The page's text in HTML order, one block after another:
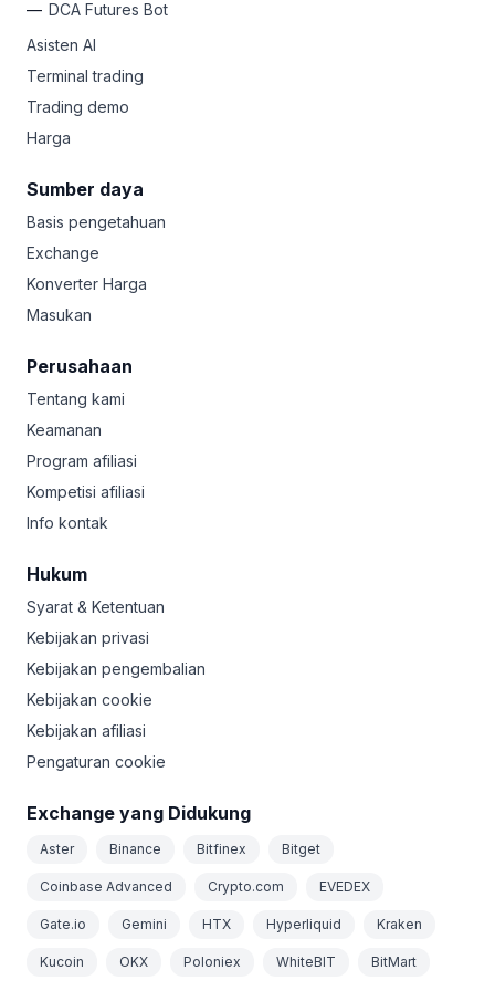
DCA Futures Bot
Asisten AI
Terminal trading
Trading demo
Harga
Sumber daya
Basis pengetahuan
Exchange
Konverter Harga
Masukan
Perusahaan
Tentang kami
Keamanan
Program afiliasi
Kompetisi afiliasi
Info kontak
Hukum
Syarat & Ketentuan
Kebijakan privasi
Kebijakan pengembalian
Kebijakan cookie
Kebijakan afiliasi
Pengaturan cookie
Exchange yang Didukung
Aster Binance Bitfinex Bitget
Coinbase Advanced Crypto.com EVEDEX
Gate.io Gemini HTX Hyperliquid Kraken
Kucoin OKX Poloniex WhiteBIT BitMart